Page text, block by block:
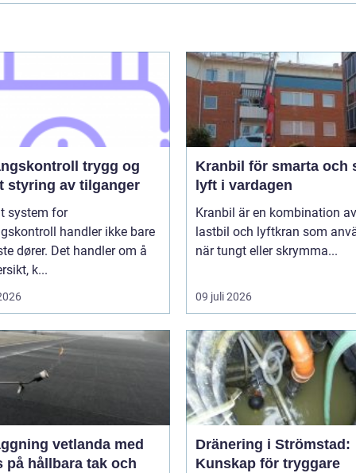
trygg og
styring av tilganger
system for
handler ikke bare
dører. Det handler om å
k...
Kranbil för smarta och
lyft i vardagen
Kranbil är en kombination av
lastbil och lyftkran som
när tungt eller skrymma...
09 juli 2026
vetlanda med
på hållbara tak och
Dränering i Strömstad:
Kunskap för tryggare